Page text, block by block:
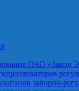
ОАО «Завод
запорно-